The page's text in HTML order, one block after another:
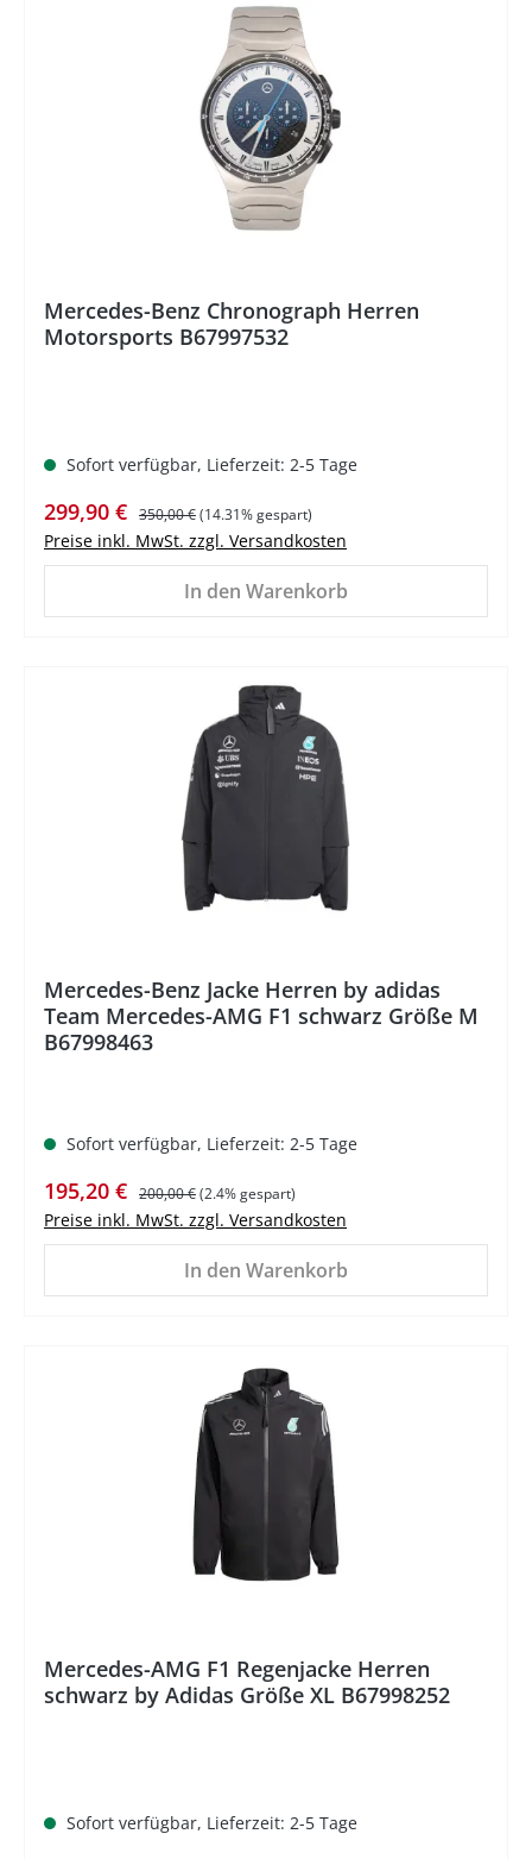
Mercedes-Benz Chronograph Herren
Motorsports B67997532
Sofort verfügbar, Lieferzeit: 2-5 Tage
Verkaufspreis:
299,90 € Regulärer Preis:
350,00 €(14.31% gespart)
Preise inkl. MwSt. zzgl. Versandkosten
In den Warenkorb
Mercedes-Benz Jacke Herren by adidas
Team Mercedes-AMG F1 schwarz Größe M
B67998463
Sofort verfügbar, Lieferzeit: 2-5 Tage
Verkaufspreis:
195,20 € Regulärer Preis:
200,00 €(2.4% gespart)
Preise inkl. MwSt. zzgl. Versandkosten
In den Warenkorb
Mercedes-AMG F1 Regenjacke Herren
schwarz by Adidas Größe XL B67998252
Sofort verfügbar, Lieferzeit: 2-5 Tage